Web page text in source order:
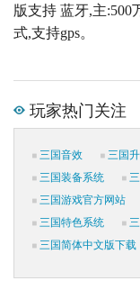
版支持 蓝牙,主:500
式,支持gps。
玩家热门关注
三国音效 三国
三国装备系统
三国游戏官方网站
三国特色系统
三国简体中文版下载